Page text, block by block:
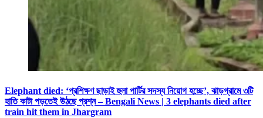
Elephant died: ‘প্রশিক্ষণ ছাড়াই হুলা পার্টির সদস্য নিয়োগ হচ্ছে’, ঝাড়গ্রামে ৩টি
হাতি কাটা পড়তেই উঠছে প্রশ্ন – Bengali News | 3 elephants died after
train hit them in Jhargram